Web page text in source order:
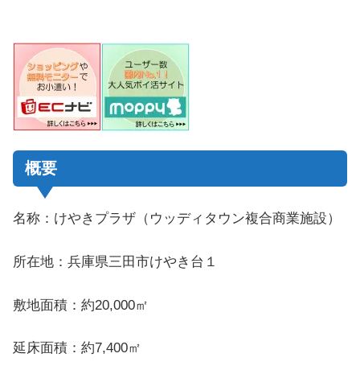
概要
名称：けやきプラザ（ウッディタウン複合商業施設）
所在地：兵庫県三田市けやき台１
敷地面積：約20,000㎡
延床面積：約7,400㎡